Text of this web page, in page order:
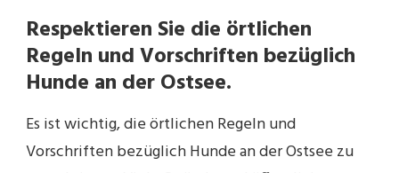
Respektieren Sie die örtlichen
Regeln und Vorschriften bezüglich
Hunde an der Ostsee.
Es ist wichtig, die örtlichen Regeln und
Vorschriften bezüglich Hunde an der Ostsee zu